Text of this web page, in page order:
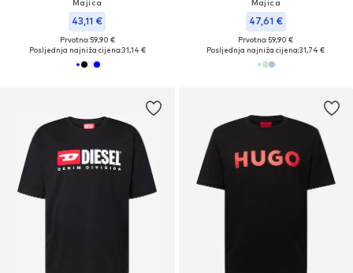
Majica
43,11 €
Prvotno: 59,90 €
Posljednja najniža cijena:31,14 €
Majica
47,61 €
Prvotno: 59,90 €
Posljednja najniža cijena:31,74 €